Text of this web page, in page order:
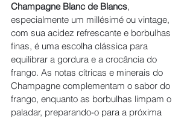
Champagne Blanc de Blancs,
especialmente um millésimé ou vintage,
com sua acidez refrescante e borbulhas
finas, é uma escolha clássica para
equilibrar a gordura e a crocância do
frango. As notas cítricas e minerais do
Champagne complementam o sabor do
frango, enquanto as borbulhas limpam o
paladar, preparando-o para a próxima